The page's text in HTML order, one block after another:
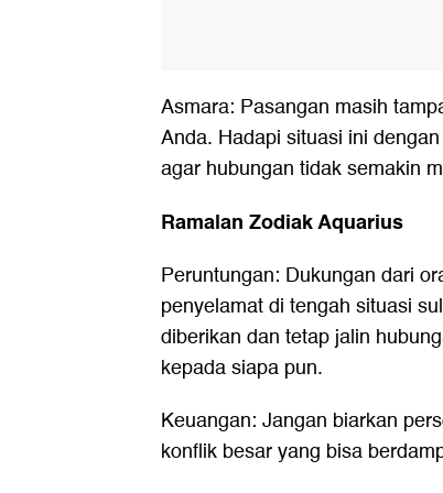
Asmara: Pasangan masih
Anda. Hadapi situasi ini
agar hubungan tidak semakin
Ramalan Zodiak Aquarius
Peruntungan: Dukungan dari
penyelamat di tengah situasi
diberikan dan tetap jalin
kepada siapa pun.
Keuangan: Jangan biarkan
konflik besar yang bisa